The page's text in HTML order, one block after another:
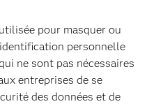
pour masquer ou
personnelle
ne sont pas nécessaires
entreprises de se
des données et de